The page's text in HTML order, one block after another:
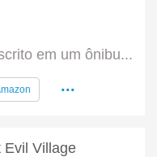
em um ônibu...
...
Evil Village